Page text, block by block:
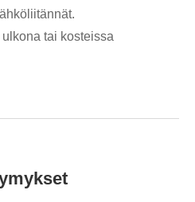
tai kosteissa